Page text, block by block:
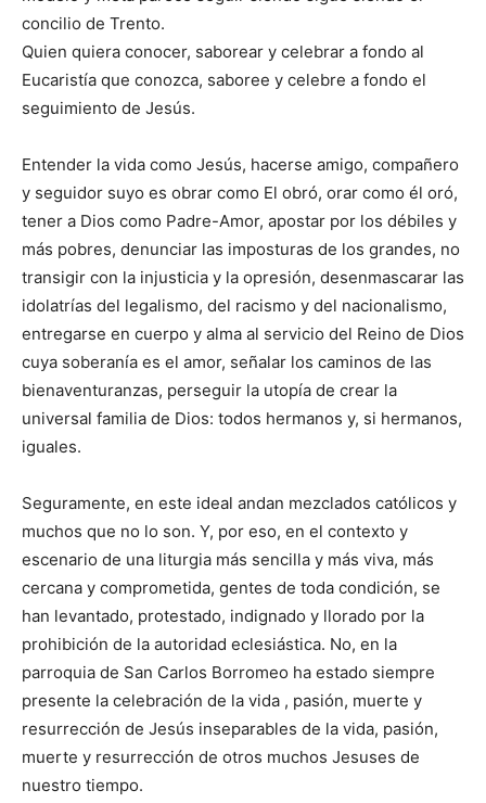
concilio de Trento.
Quien quiera conocer, saborear y celebrar a fondo al
Eucaristía que conozca, saboree y celebre a fondo el
seguimiento de Jesús.
Entender la vida como Jesús, hacerse amigo, compañero
y seguidor suyo es obrar como El obró, orar como él oró,
tener a Dios como Padre-Amor, apostar por los débiles y
más pobres, denunciar las imposturas de los grandes, no
transigir con la injusticia y la opresión, desenmascarar las
idolatrías del legalismo, del racismo y del nacionalismo,
entregarse en cuerpo y alma al servicio del Reino de Dios
cuya soberanía es el amor, señalar los caminos de las
bienaventuranzas, perseguir la utopía de crear la
universal familia de Dios: todos hermanos y, si hermanos,
iguales.
Seguramente, en este ideal andan mezclados católicos y
muchos que no lo son. Y, por eso, en el contexto y
escenario de una liturgia más sencilla y más viva, más
cercana y comprometida, gentes de toda condición, se
han levantado, protestado, indignado y llorado por la
prohibición de la autoridad eclesiástica. No, en la
parroquia de San Carlos Borromeo ha estado siempre
presente la celebración de la vida , pasión, muerte y
resurrección de Jesús inseparables de la vida, pasión,
muerte y resurrección de otros muchos Jesuses de
nuestro tiempo.